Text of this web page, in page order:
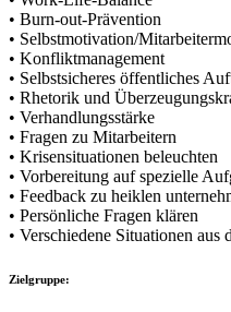
• Burn-out-Prävention
• Selbstmotivation/
• Konfliktmanagement
• Selbstsicheres öffentliches
• Rhetorik und
• Verhandlungsstärke
• Fragen zu Mitarbeitern
• Krisensituationen beleuchten
• Vorbereitung auf spezielle
• Feedback zu heiklen
• Persönliche Fragen klären
• Verschiedene Situationen aus
Zielgruppe: